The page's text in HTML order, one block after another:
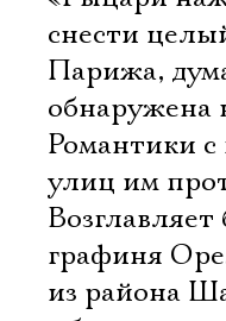
снести
Парижа,
обнаружена
Романтики
улиц им
Возглавляет
графиня
из района